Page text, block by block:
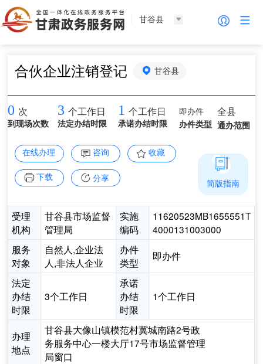
甘谷县
合伙企业注销登记 甘谷县
0 次
到现场次数
3 个工作日
法定办结时限
1 个工作日
承诺办结时限
即办件
办件类型
全县
通办范围
在线办理 咨询 收藏
下载 分享
受理
机构
甘谷县市场监督
管理局
实施
编码
11620523MB1655551T
4000131003000
服务
对象
自然人,企业法
人,非法人企业
办件
类型
即办件
法定
办结
时限
3个工作日
承诺
办结
时限
1个工作日
办理
地点
甘谷县大像山镇模范村冀城南路2号政
务服务中心一楼大厅17号市场监督管理
局窗口
简版指南